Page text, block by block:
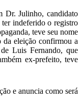
Dr. Julinho, candidato
indeferido o registro
teve seu nome
eleição confirmou a
Luis Fernando, que
ex-prefeito, teve
e anuncia como será